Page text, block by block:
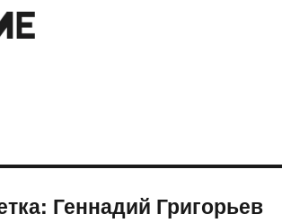
Геннадий Григорьев